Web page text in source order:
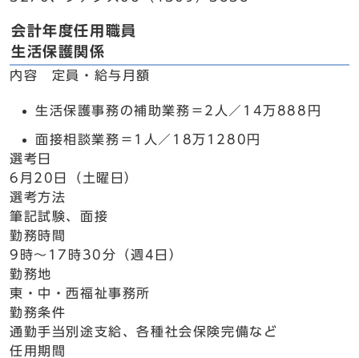
会計年度任用職員
生活保護関係
内容 定員・給与月額
生活保護事務の補助業務＝2人／14万888円
面接相談業務＝1人／18万1280円
選考日
6月20日（土曜日）
選考方法
筆記試験、面接
勤務時間
9時～17時30分（週4日）
勤務地
東・中・西福祉事務所
勤務条件
通勤手当別途支給、各種社会保険完備など
任用期間